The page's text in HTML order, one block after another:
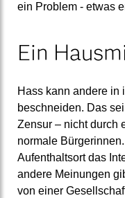
ein Problem - etwas
Ein
Hass kann andere in
beschneiden. Das
Zensur – nicht durch
normale
Aufenthaltsort das
andere Meinungen
von einer